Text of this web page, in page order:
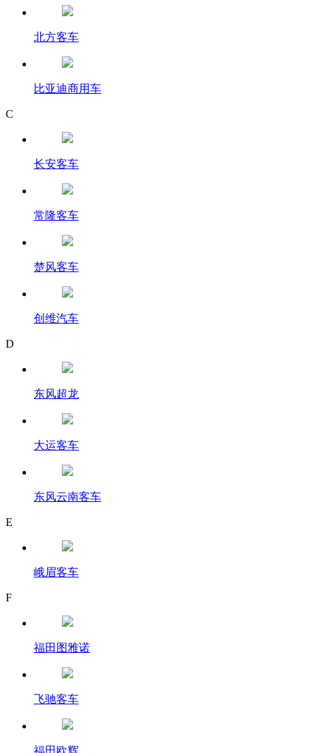
北方客车
比亚迪商用车
C
长安客车
常隆客车
楚风客车
创维汽车
D
东风超龙
大运客车
东风云南客车
E
峨眉客车
F
福田图雅诺
飞驰客车
福田欧辉